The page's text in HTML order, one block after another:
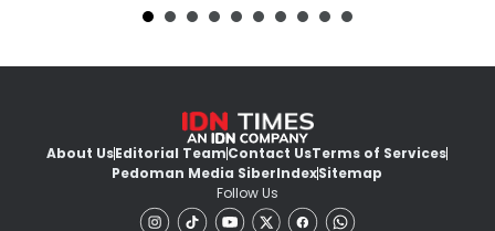
About UsEditorial TeamContact UsTerms of Services
Pedoman Media SiberIndexSitemap
Follow Us